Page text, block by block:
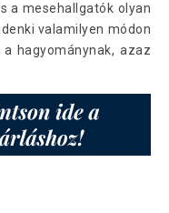
a mesehallgatók olyan
valamilyen módon
hagyománynak, azaz